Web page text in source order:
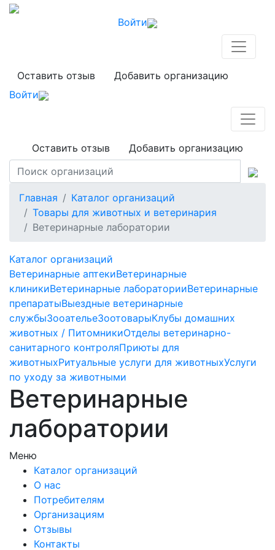
Войти
Оставить отзыв
Добавить организацию
Войти
Оставить отзыв Добавить организацию
Главная
Каталог организаций
Товары для животных и ветеринария
Ветеринарные лаборатории
Каталог организаций
Ветеринарные аптекиВетеринарные
клиникиВетеринарные лабораторииВетеринарные
препаратыВыездные ветеринарные
службыЗооательеЗоотоварыКлубы домашних
животных / ПитомникиОтделы ветеринарно-
санитарного контроляПриюты для
животныхРитуальные услуги для животныхУслуги
по уходу за животными
Ветеринарные
лаборатории
Меню
Каталог организаций
О нас
Потребителям
Организациям
Отзывы
Контакты